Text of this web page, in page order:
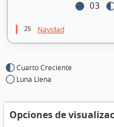
03
25 Navidad
Cuarto Creciente
Luna Llena
Opciones de